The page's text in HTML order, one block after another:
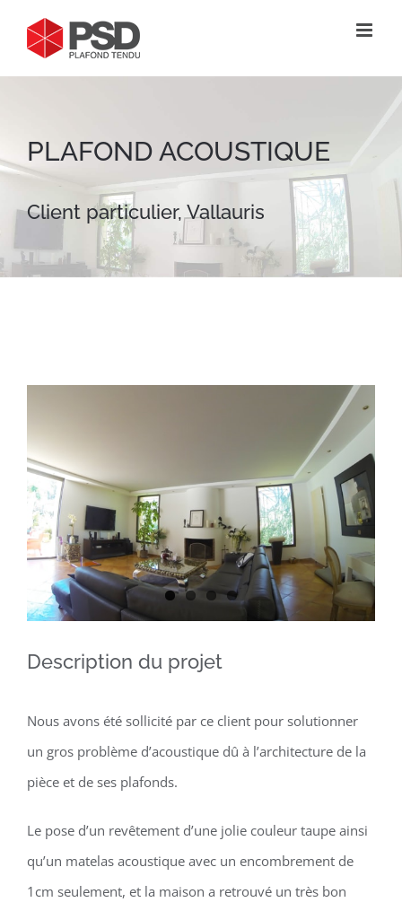
contenu
PLAFOND ACOUSTIQUE
Client particulier, Vallauris
Image
Description du projet
Nous avons été sollicité par ce client pour solutionner
un gros problème d’acoustique dû à l’architecture de la
pièce et de ses plafonds.
Le pose d’un revêtement d’une jolie couleur taupe ainsi
qu’un matelas acoustique avec un encombrement de
1cm seulement, et la maison a retrouvé un très bon